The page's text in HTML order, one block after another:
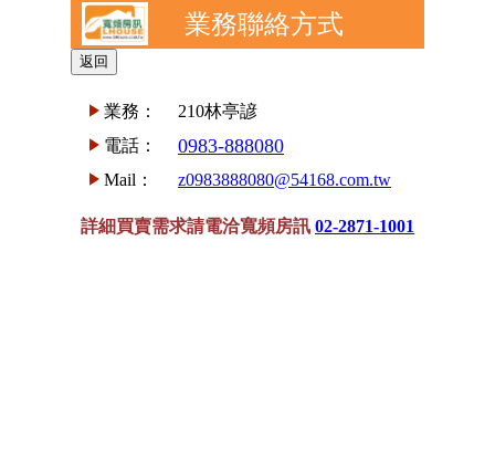
業務聯絡方式
業務：
210林亭諺
電話：
0983-888080
Mail： z0983888080@54168.com.tw
詳細買賣需求請電洽寬頻房訊 02-2871-1001